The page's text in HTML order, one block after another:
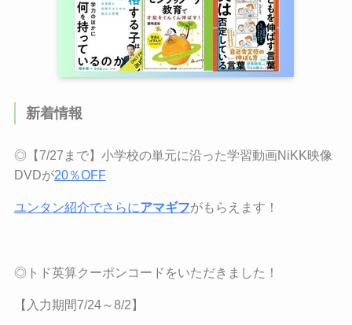
新着情報
◎【7/27まで】小学校の単元に沿った学習動画NiKK映像
DVDが20％OFF
ユンタン紹介でさらにアマギフがもらえます！
◎トド英算クーポンコードをいただきました！
【 入力期間7/24～8/2】